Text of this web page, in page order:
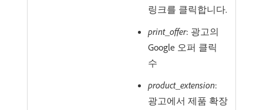
링크를 클릭합니다.
print_offer: 광고의
Google 오퍼 클릭
수
product_extension:
광고에서 제품 확장